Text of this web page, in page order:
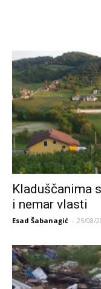
Kladuščanima
i nemar vlasti
Esad Šabanagić - 25/08/